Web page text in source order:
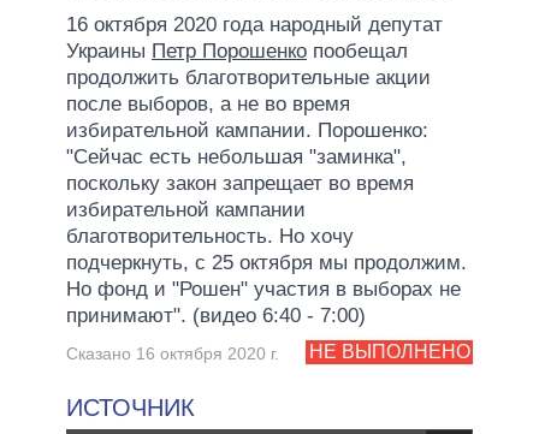
16 октября 2020 года народный депутат
Украины Петр Порошенко пообещал
продолжить благотворительные акции
после выборов, а не во время
избирательной кампании. Порошенко:
"Сейчас есть небольшая "заминка",
поскольку закон запрещает во время
избирательной кампании
благотворительность. Но хочу
подчеркнуть, с 25 октября мы продолжим.
Но фонд и "Рошен" участия в выборах не
принимают". (видео 6:40 - 7:00)
НЕ ВЫПОЛНЕНО
Сказано 16 октября 2020 г.
ИСТОЧНИК